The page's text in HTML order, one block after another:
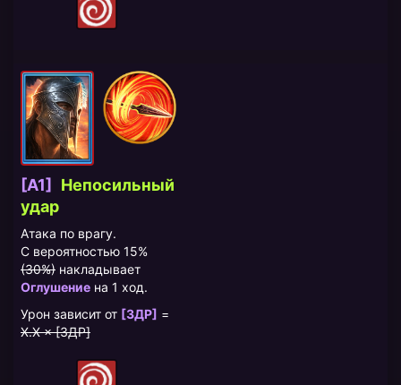
[A1] Непосильный
удар
Атака по врагу.
С вероятностью 15%
(30%) накладывает
Оглушение на 1 ход.
Урон зависит от [ЗДР] =
X.X × [ЗДР]